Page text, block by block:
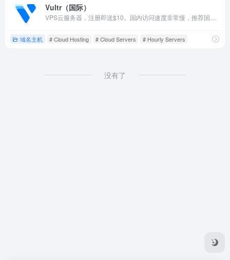
Vultr（国际）
域名主机 # Cloud Hosting # Cloud Servers # Hourly Servers
没有了